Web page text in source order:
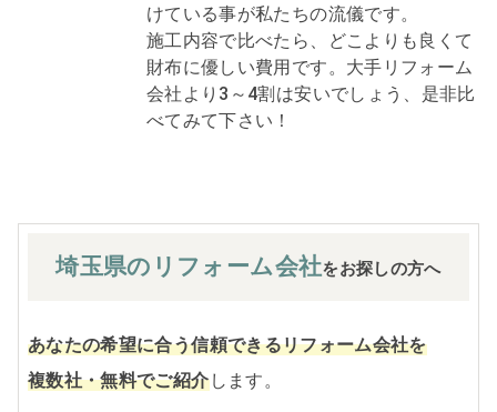
けている事が私たちの流儀です。
施工内容で比べたら、どこよりも良くて
財布に優しい費用です。大手リフォーム
会社より3～4割は安いでしょう、是非比
べてみて下さい！
埼玉県の リフォーム会社をお探しの方へ
あなたの希望に合う信頼できるリフォーム会社を
複数社・無料でご紹介します。